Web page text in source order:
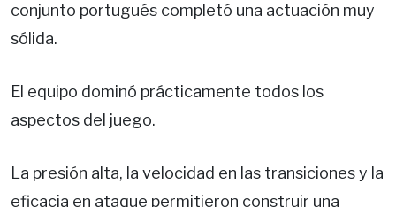
conjunto portugués completó una actuación muy
sólida.
El equipo dominó prácticamente todos los
aspectos del juego.
La presión alta, la velocidad en las transiciones y la
eficacia en ataque permitieron construir una